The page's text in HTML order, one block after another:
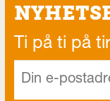
Ti på ti på